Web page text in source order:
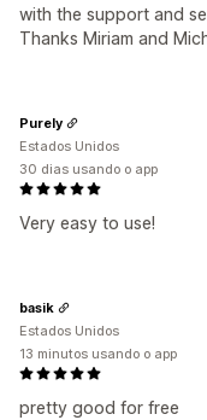
with the support and
Thanks Miriam and
Very easy to use!
Purely
Estados Unidos
30 dias usando o app
pretty good for free
basik
Estados Unidos
13 minutos usando o app